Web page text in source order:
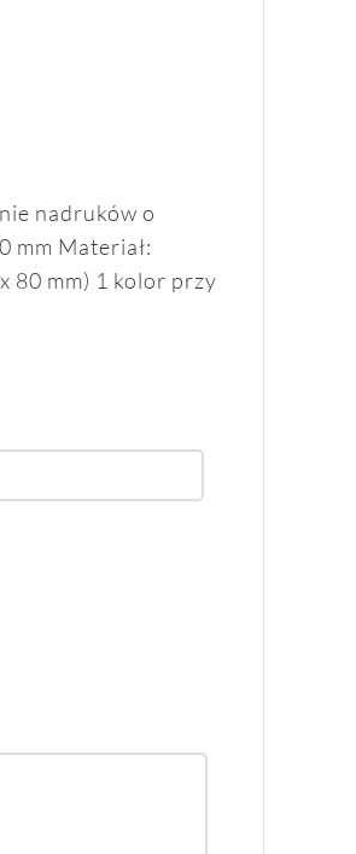
nadruków o
mm Materiał:
80 mm) 1 kolor przy